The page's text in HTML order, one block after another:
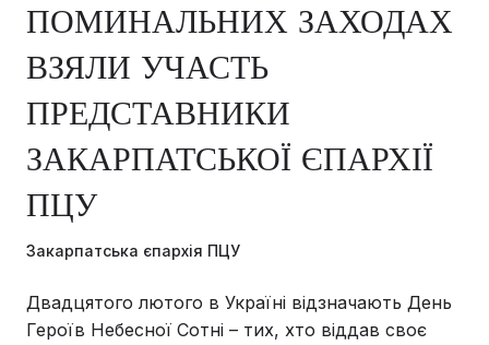
ПОМИНАЛЬНИХ ЗАХОДАХ
ВЗЯЛИ УЧАСТЬ
ПРЕДСТАВНИКИ
ЗАКАРПАТСЬКОЇ ЄПАРХІЇ
ПЦУ
Закарпатська єпархія ПЦУ
Двадцятого лютого в Україні відзначають День
Героїв Небесної Сотні – тих, хто віддав своє